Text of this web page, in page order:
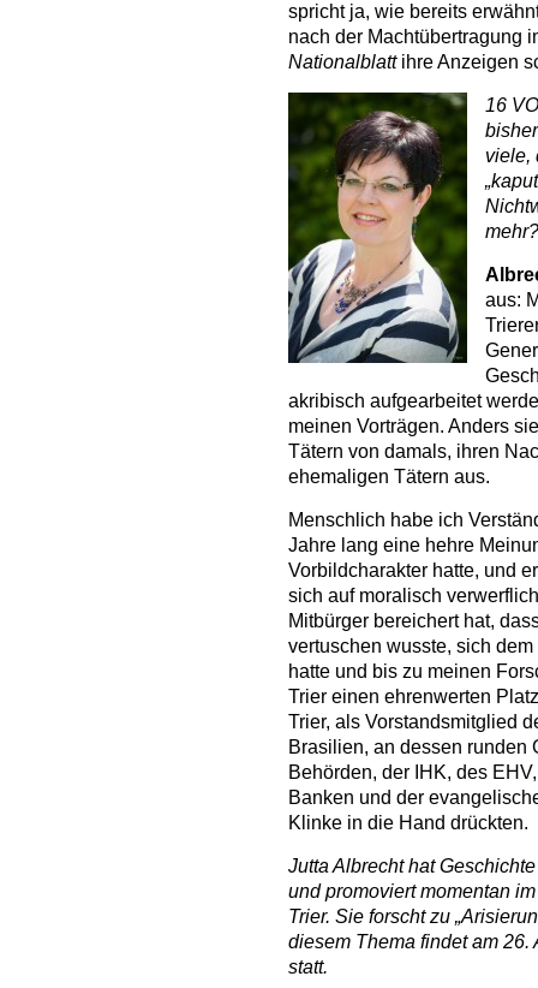
spricht ja, wie bereits
nach der Machtübertragung
Nationalblattihre Anzeigen
16
viele,
mehr?
aus:
akribisch aufgearbeitet
meinen Vorträgen. Anders
Tätern von damals, ihren
ehemaligen Tätern aus.
Menschlich habe ich
Jahre lang eine hehre
Vorbildcharakter hatte, und
sich auf moralisch
Mitbürger bereichert hat,
vertuschen wusste, sich
hatte und bis zu meinen
Trier einen ehrenwerten
Trier, als Vorstandsmitglied
Brasilien, an dessen runden
Behörden, der IHK, des
Banken und der
Klinke in die Hand drückten.
Jutta Albrecht hat
und promoviert momentan
Trier. Sie forscht zu
diesem Thema findet am
statt.